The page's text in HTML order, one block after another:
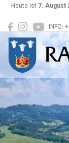
INFO:
Heute ist 7. August
Ratiboř